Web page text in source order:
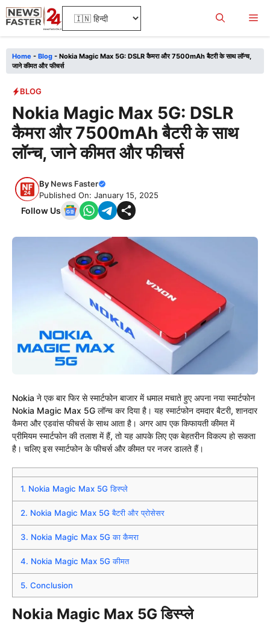
Skip
to
Home - Blog - Nokia Magic Max 5G: DSLR कैमरा और 7500mAh बैटरी के साथ लॉन्च,
जाने कीमत और फीचर्स
BLOG
Nokia Magic Max 5G: DSLR
कैमरा और 7500mAh बैटरी के साथ
लॉन्च, जाने कीमत और फीचर्स
By News Faster
Published On: January 15, 2025
Follow Us
Nokia ने एक बार फिर से स्मार्टफोन बाजार में धमाल मचाते हुए अपना नया स्मार्टफोन
Nokia Magic Max 5G लॉन्च कर दिया है। यह स्मार्टफोन दमदार बैटरी, शानदार
कैमरा और एडवांस फीचर्स के साथ आता है। अगर आप एक किफायती कीमत में
प्रीमियम स्मार्टफोन की तलाश में हैं, तो यह आपके लिए एक बेहतरीन विकल्प हो सकता
है। चलिए इस स्मार्टफोन के फीचर्स और कीमत पर नजर डालते हैं।
1. Nokia Magic Max 5G डिस्प्ले
2. Nokia Magic Max 5G बैटरी और प्रोसेसर
3. Nokia Magic Max 5G का कैमरा
4. Nokia Magic Max 5G कीमत
5. Conclusion
Nokia Magic Max 5G डिस्प्ले